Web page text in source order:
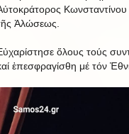
Ἀλώσεως.
ὅλους τούς
ἐπεσφραγίσθη μέ τόν